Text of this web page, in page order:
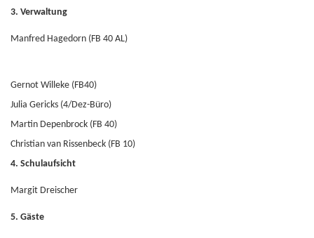
3. Verwaltung
Manfred Hagedorn (FB 40 AL)
Gernot Willeke (FB40)
Julia Gericks (4/Dez-Büro)
Martin Depenbrock (FB 40)
Christian van Rissenbeck (FB 10)
4. Schulaufsicht
Margit Dreischer
5. Gäste